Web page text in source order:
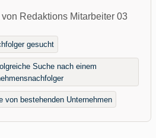
Redaktions Mitarbeiter 03
gesucht
Suche nach einem
von bestehenden Unternehmen